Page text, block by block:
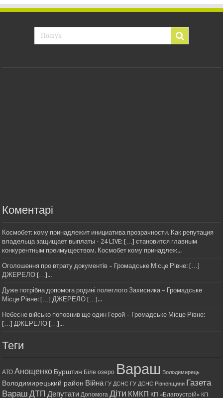
Коментарі
Космобет: кому принадлежит инициатива прозрачности. Как репутация
владельца защищает выплаты - 24 LIVE: […] становится главным
конкурентным преимуществом. Космобет кому принадлеж...
Оголошення про втрату документів – Громадське Місце Рівне: […]
ДЖЕРЕЛО […]...
Дуже потрібна допомога родині полеглого Захисника – Громадське
Місце Рівне: […] ДЖЕРЕЛО […]...
Небесне військо поповнив ще один Герой – Громадське Місце Рівне:
[…] ДЖЕРЕЛО […]...
Теги
АТО Анощенко Бурштин Біле озеро Вараш Володимирець
Володимирецький район Війна ГУ ДСНС ГУ ДСНС Рівненщини Газета
Вараш ДТП Депутати Допомога Діти КМКП КП «Благоустрій» КП